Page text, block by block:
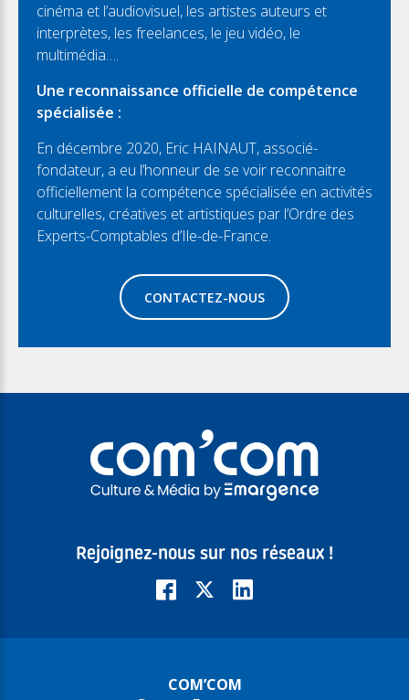
cinéma et l’audiovisuel, les artistes auteurs et
interprètes, les freelances, le jeu vidéo, le
multimédia….
Une reconnaissance officielle de compétence
spécialisée :
En décembre 2020, Eric HAINAUT, associé-
fondateur, a eu l’honneur de se voir reconnaitre
officiellement la compétence spécialisée en activités
culturelles, créatives et artistiques par l’Ordre des
Experts-Comptables d’Ile-de-France.
CONTACTEZ-NOUS
Rejoignez-nous sur nos réseaux !
COM’COM